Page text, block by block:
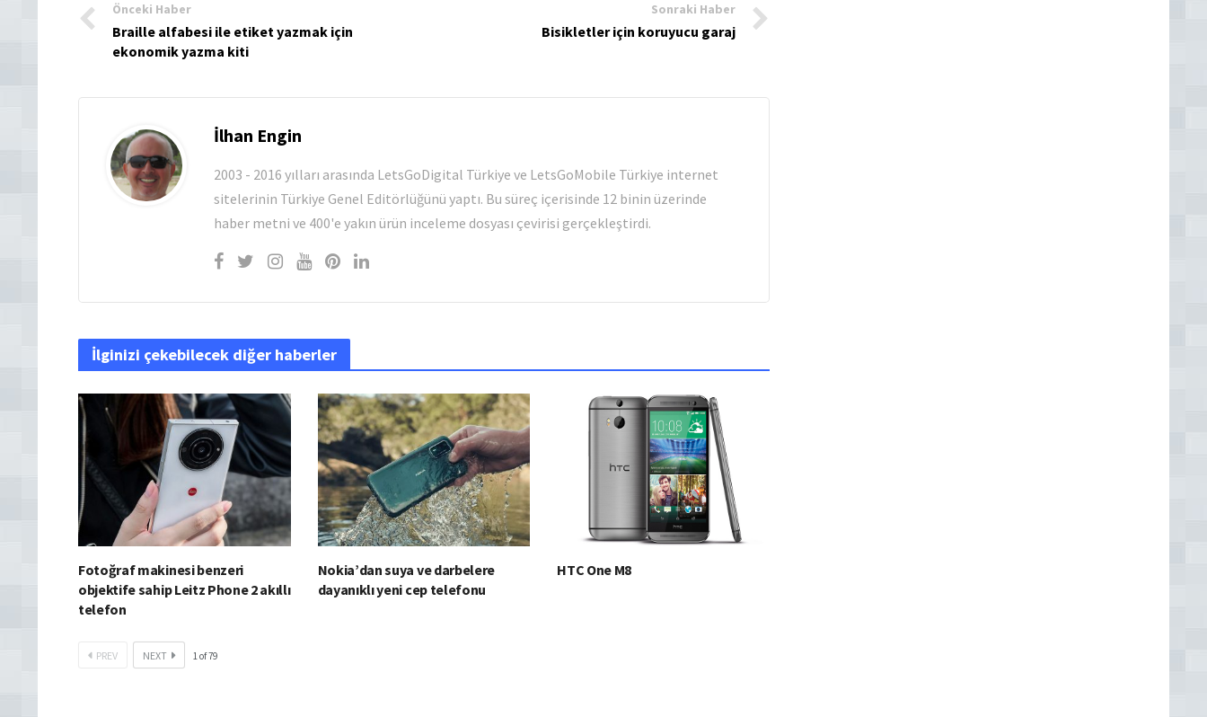
Önceki Haber
Braille alfabesi ile etiket yazmak için
ekonomik yazma kiti
Sonraki Haber
Bisikletler için koruyucu garaj
İlhan Engin
2003 - 2016 yılları arasında LetsGoDigital Türkiye ve LetsGoMobile Türkiye internet
sitelerinin Türkiye Genel Editörlüğünü yaptı. Bu süreç içerisinde 12 binin üzerinde
haber metni ve 400'e yakın ürün inceleme dosyası çevirisi gerçekleştirdi.
İlginizi çekebilecek diğer haberler
Fotoğraf makinesi benzeri
objektife sahip Leitz Phone 2 akıllı
telefon
Nokia’dan suya ve darbelere
dayanıklı yeni cep telefonu
HTC One M8
PREV NEXT 1 of79